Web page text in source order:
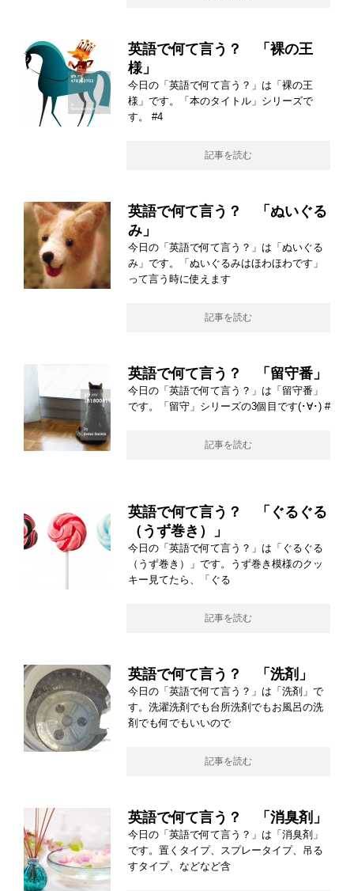
英語で何て言う？ 「裸の王
様」
今日の「英語で何て言う？」は「裸の王
様」です。「本のタイトル」シリーズで
す。 #4
記事を読む
英語で何て言う？ 「ぬいぐる
み」
今日の「英語で何て言う？」は「ぬいぐる
み」です。「ぬいぐるみはほわほわです」
って言う時に使えます
記事を読む
英語で何て言う？ 「留守番」
今日の「英語で何て言う？」は「留守番」
です。「留守」シリーズの3個目です(･∀･) #
記事を読む
英語で何て言う？ 「ぐるぐる
（うず巻き）」
今日の「英語で何て言う？」は「ぐるぐる
（うず巻き）」です。うず巻き模様のクッ
キー見てたら、「ぐる
記事を読む
英語で何て言う？ 「洗剤」
今日の「英語で何て言う？」は「洗剤」で
す。洗濯洗剤でも台所洗剤でもお風呂の洗
剤でも何でもいいので
記事を読む
英語で何て言う？ 「消臭剤」
今日の「英語で何て言う？」は「消臭剤」
です。置くタイプ、スプレータイプ、吊る
すタイプ、などなど含